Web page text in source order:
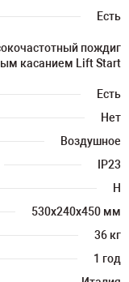
Есть
пождиг
касанием Lift Start
Есть
Нет
Воздушное
IP23
H
530х240х450 мм
36 кг
1 год